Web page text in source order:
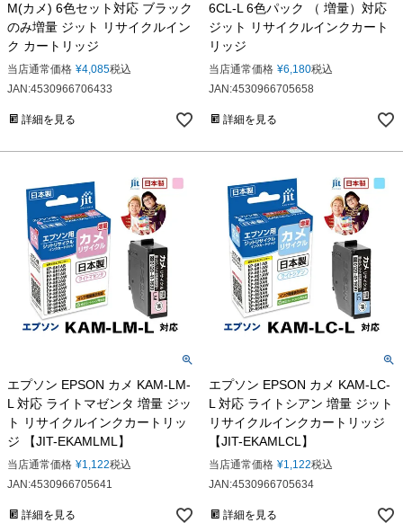
M(カメ) 6色セット対応 ブラック
のみ増量 ジット リサイクルイン
ク カートリッジ
当店通常価格 ¥4,085税込
JAN:4530966706433
詳細を見る
6CL-L 6色パック （ 増量）対応
ジット リサイクルインクカート
リッジ
当店通常価格 ¥6,180税込
JAN:4530966705658
詳細を見る
エプソン EPSON カメ KAM-LM-
L 対応 ライトマゼンタ 増量 ジッ
ト リサイクルインクカートリッ
ジ 【JIT-EKAMLML】
当店通常価格 ¥1,122税込
JAN:4530966705641
詳細を見る
エプソン EPSON カメ KAM-LC-
L 対応 ライトシアン 増量 ジット
リサイクルインクカートリッジ
【JIT-EKAMLCL】
当店通常価格 ¥1,122税込
JAN:4530966705634
詳細を見る